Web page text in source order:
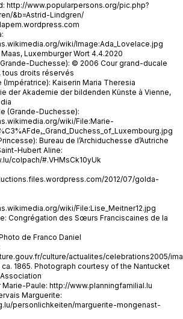
http://www.popularpersons.org/pic.php?
&b=Astrid-Lindgren/
wiki/Image:Ada_Lovelace.jpg
Maas, Luxemburger Wort 4.4.2020
Duchesse): © 2006 Cour grand-ducale
tous droits réservés
Kaiserin Maria Theresia
der Akademie der bildenden Künste à Vienne,
(Grande-Duchesse):
wiki/File:Marie-
Bureau de l’Archiduchesse d’Autriche
Hubert Aline:
colpach/#.VHMsCk10yUk
2012/07/golda-
wiki/File:Lise_Meitner12.jpg
Congrégation des Sœurs Franciscaines de la
de Franco Daniel
culture/actualites/celebrations2005/
1865. Photograph courtesy of the Nantucket
Paule: http://www.planningfamilial.lu
Marguerite:
personlichkeiten/marguerite-mongenast-